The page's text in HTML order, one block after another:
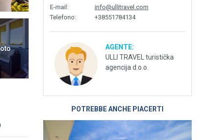
E-mail :
info@ullitravel.com
Telefono: +38551784134
AGENTE:
ULLI TRAVEL turistička
agencija d.o.o.
POTREBBE ANCHE PIACERTI